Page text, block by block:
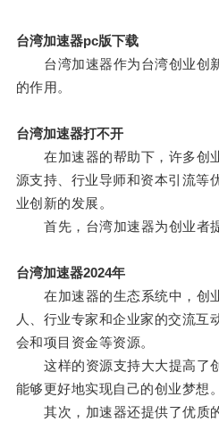
台湾加速器pc版下载
台湾加速器作为台湾创业创
的作用。
台湾加速器打不开
在加速器的帮助下，许多创
源支持、行业导师和资本引流等
业创新的发展。
首先，台湾加速器为创业者提
台湾加速器2024年
在加速器的生态系统中，创
人、行业专家和企业家的交流互
会和项目资金等资源。
这样的资源支持大大提高了
能够更好地实现自己的创业梦想。
其次，加速器还提供了优质的